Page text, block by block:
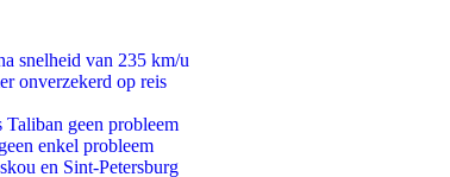
snelheid van 235 km/u
onverzekerd op reis
geen probleem
enkel probleem
en Sint-Petersburg